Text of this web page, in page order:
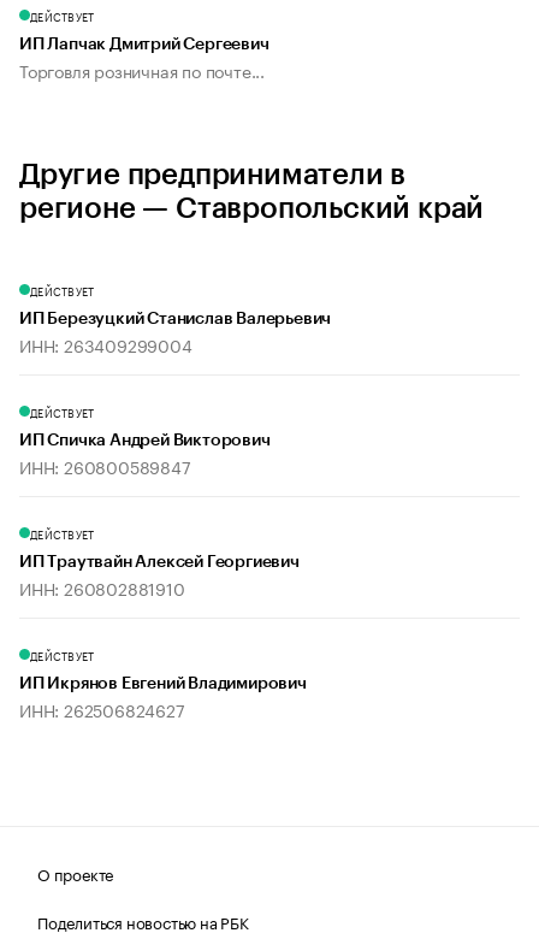
ДЕЙСТВУЕТ
ИП Лапчак Дмитрий Сергеевич
Торговля розничная по почте...
Другие предприниматели в
регионе — Ставропольский край
ДЕЙСТВУЕТ
ИП Березуцкий Станислав Валерьевич
ИНН: 263409299004
ДЕЙСТВУЕТ
ИП Спичка Андрей Викторович
ИНН: 260800589847
ДЕЙСТВУЕТ
ИП Траутвайн Алексей Георгиевич
ИНН: 260802881910
ДЕЙСТВУЕТ
ИП Икрянов Евгений Владимирович
ИНН: 262506824627
О проекте
Поделиться новостью на РБК